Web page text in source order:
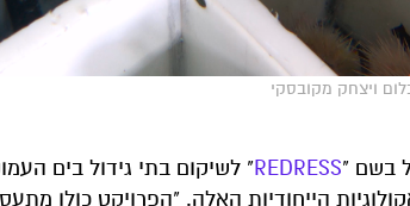
ויצחק מקובסקי
בשם "REDRESS" לשיקום בתי גידול בים
הייחודיות האלה. "הפרויקט כולו